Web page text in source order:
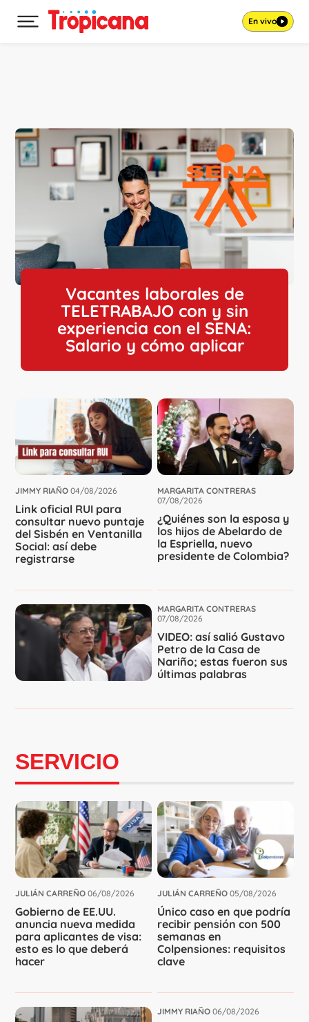
Desplegar menú principal En vivo
Vacantes laborales de
TELETRABAJO con y sin
experiencia con el SENA:
Salario y cómo aplicar
JIMMY RIAÑO 04/08/2026
Link oficial RUI para
consultar nuevo puntaje
del Sisbén en Ventanilla
Social: así debe
registrarse
MARGARITA CONTRERAS
07/08/2026
¿Quiénes son la esposa y
los hijos de Abelardo de
la Espriella, nuevo
presidente de Colombia?
MARGARITA CONTRERAS
07/08/2026
VIDEO: así salió Gustavo
Petro de la Casa de
Nariño; estas fueron sus
últimas palabras
SERVICIO
JULIÁN CARREÑO 06/08/2026
Gobierno de EE.UU.
anuncia nueva medida
para aplicantes de visa:
esto es lo que deberá
hacer
JULIÁN CARREÑO 05/08/2026
Único caso en que podría
recibir pensión con 500
semanas en
Colpensiones: requisitos
clave
JIMMY RIAÑO 06/08/2026